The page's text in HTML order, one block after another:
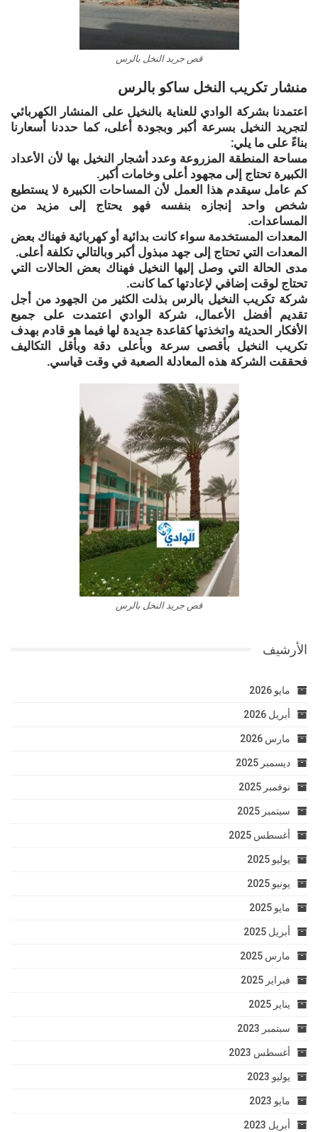
قص جريد النخل بالرس
منشار تكريب النخل ساكو بالرس
اعتمدنا بشركة الوادي للعناية بالنخيل على المنشار الكهربائي
لتجريد النخيل بسرعة أكبر وبجودة أعلى، كما حددنا أسعارنا
بناءً على ما يلي:
مساحة المنطقة المزروعة وعدد أشجار النخيل بها لأن الأعداد
الكبيرة تحتاج إلى مجهود أعلى وخامات أكبر.
كم عامل سيقدم هذا العمل لأن المساحات الكبيرة لا يستطيع
شخص واحد إنجازه بنفسه فهو يحتاج إلى مزيد من
المساعدات.
المعدات المستخدمة سواء كانت بدائية أو كهربائية فهناك بعض
المعدات التي تحتاج إلى جهد مبذول أكبر وبالتالي تكلفة أعلى.
مدى الحالة التي وصل إليها النخيل فهناك بعض الحالات التي
تحتاج لوقت إضافي لإعادتها كما كانت.
شركة تكريب النخيل بالرس بذلت الكثير من الجهود من أجل
تقديم أفضل الأعمال، شركة الوادي اعتمدت على جميع
الأفكار الحديثة واتخذتها كقاعدة جديدة لها فيما هو قادم بهدف
تكريب النخيل بأقصى سرعة وبأعلى دقة وبأقل التكاليف
فحققت الشركة هذه المعادلة الصعبة في وقت قياسي.
قص جريد النخل بالرس
الأرشيف
مايو 2026
أبريل 2026
مارس 2026
ديسمبر 2025
نوفمبر 2025
سبتمبر 2025
أغسطس 2025
يوليو 2025
يونيو 2025
مايو 2025
أبريل 2025
مارس 2025
فبراير 2025
يناير 2025
سبتمبر 2023
أغسطس 2023
يوليو 2023
مايو 2023
أبريل 2023